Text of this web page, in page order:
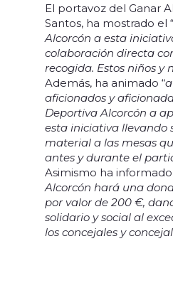
El portavoz del Ganar
Santos, ha mostrado el “
Alcorcón a esta
colaboración directa
recogida. Estos niños y
Además, ha animado “
aficionados y
Deportiva Alcorcón a
esta iniciativa llevando
material a las mesas
antes y durante el
Asimismo ha
Alcorcón hará una
por valor de 200 €,
solidario y social al
los concejales y